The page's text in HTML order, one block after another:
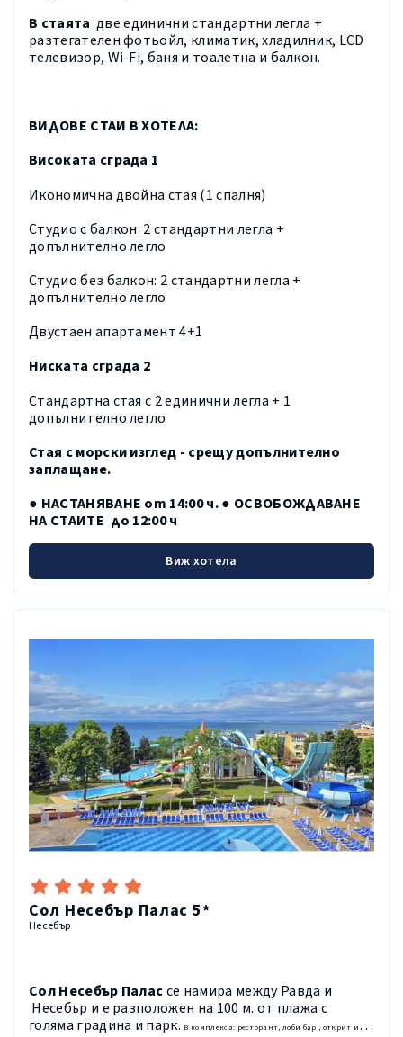
В стаята две единични стандартни легла +
разтегателен фотьойл, климатик, хладилник, LCD
телевизор, Wi-Fi, баня и тоалетна и балкон.
ВИДОВЕ СТАИ В ХОТЕЛА:
Високата сграда 1
Икономична двойна стая (1 спалня)
Студио с балкон: 2 стандартни легла +
допълнително легло
Студио без балкон: 2 стандартни легла +
допълнително легло
Двустаен апартамент 4+1
Ниската сграда 2
Стандартна стая с 2 единични легла + 1
допълнително легло
Стая с морски изглед - срещу допълнително
заплащане.
● НАСТАНЯВАНЕ от 14:00 ч. ● ОСВОБОЖДАВАНЕ
НА СТАИТЕ до 12:00 ч
Виж хотела
Сол Несебър Палас 5*
Несебър
Сол Несебър Палассе намира между Равда и
Несебър и е разположен на 100 м. от плажа с
голяма градина и парк. В комплекса: ресторант, лоби бар , открит и